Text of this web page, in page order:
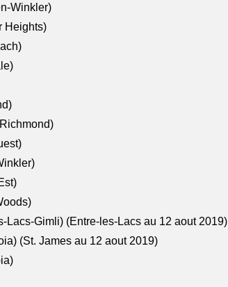
Winkler)
Heights)
Lacs-Gimli) (Entre-les-Lacs au 12 aout 2019)
(St. James au 12 aout 2019)